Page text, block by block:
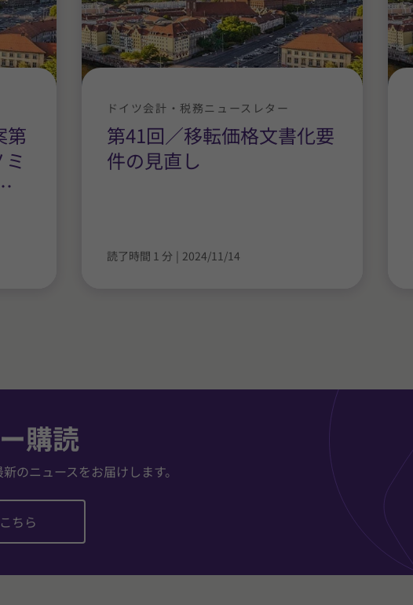
第
第41回／移転価格文書化要
件の見直し
ドイツ会計・税務ニュースレター
読了時間 1 分 | 2024/11/14
購読
のニュースをお届けします。
ちら